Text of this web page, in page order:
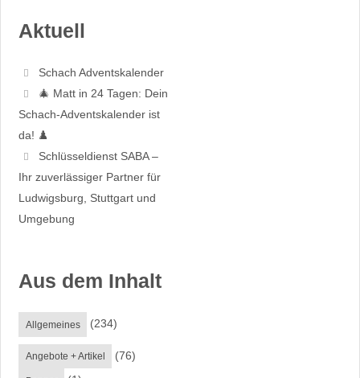
Aktuell
Schach Adventskalender
🎄 Matt in 24 Tagen: Dein
Schach-Adventskalender ist
da! ♟️
Schlüsseldienst SABA –
Ihr zuverlässiger Partner für
Ludwigsburg, Stuttgart und
Umgebung
Aus dem Inhalt
Allgemeines (234)
Angebote + Artikel (76)